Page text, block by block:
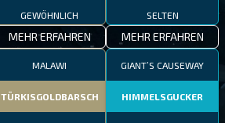
GEWÖHNLICH
MEHR ERFAHREN
SELTEN
MEHR ERFAHREN
MALAWI
TÜRKISGOLDBARSCH
GIANT’S CAUSEWAY
HIMMELSGUCKER